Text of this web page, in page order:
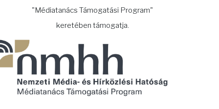
"Médiatanács Támogatási Program"
keretében támogatja.